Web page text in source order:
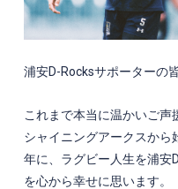
浦安D-Rocksサポーターの
これまで本当に温かいご声
シャイニングアークスか
年に、ラグビー人生を浦安
を心から幸せに思います。